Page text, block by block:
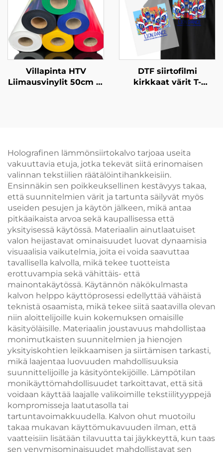
Villapinta HTV
Liimausvinylit 50cm T-
DTF siirtofilmi
kirkkaat värit T-
Holografinen lämmönsiirtokalvo tarjoaa useita
vakuuttavia etuja, jotka tekevät siitä erinomaisen
valinnan tekstiilien räätälöintihankkeisiin.
Ensinnäkin sen poikkeuksellinen kestävyys takaa,
että suunnitelmien värit ja tartunta säilyvät myös
useiden pesujen ja käytön jälkeen, mikä antaa
pitkäaikaista arvoa sekä kaupallisessa että
yksityisessä käytössä. Materiaalin ainutlaatuiset
valon heijastavat ominaisuudet luovat dynaamisia
visuaalisia vaikutelmia, joita ei voida saavuttaa
tavallisella kalvolla, mikä tekee tuotteista
erottuvampia sekä vähittäis- että
mainontakäytössä. Käytännön näkökulmasta
kalvon helppo käyttöprosessi edellyttää vähäistä
teknistä osaamista, mikä tekee siitä saatavilla olevan
niin aloittelijoille kuin kokemuksen omaisille
käsityöläisille. Materiaalin joustavuus mahdollistaa
monimutkaisten suunnitelmien ja hienojen
yksityiskohtien leikkaamisen ja siirtämisen tarkasti,
mikä laajentaa luovuuden mahdollisuuksia
suunnittelijoille ja käsityöntekijöille. Lämpötilan
monikäyttömahdollisuudet tarkoittavat, että sitä
voidaan käyttää laajalle valikoimille tekstiilityyppejä
kompromisseja laatutasolla tai
tartuntavoimakkuudella. Kalvon ohut muotoilu
takaa mukavan käyttömukavuuden ilman, että
vaatteisiin lisätään tilavuutta tai jäykkeyttä, kun taas
sen venymisominaisuudet mahdollistavat sen